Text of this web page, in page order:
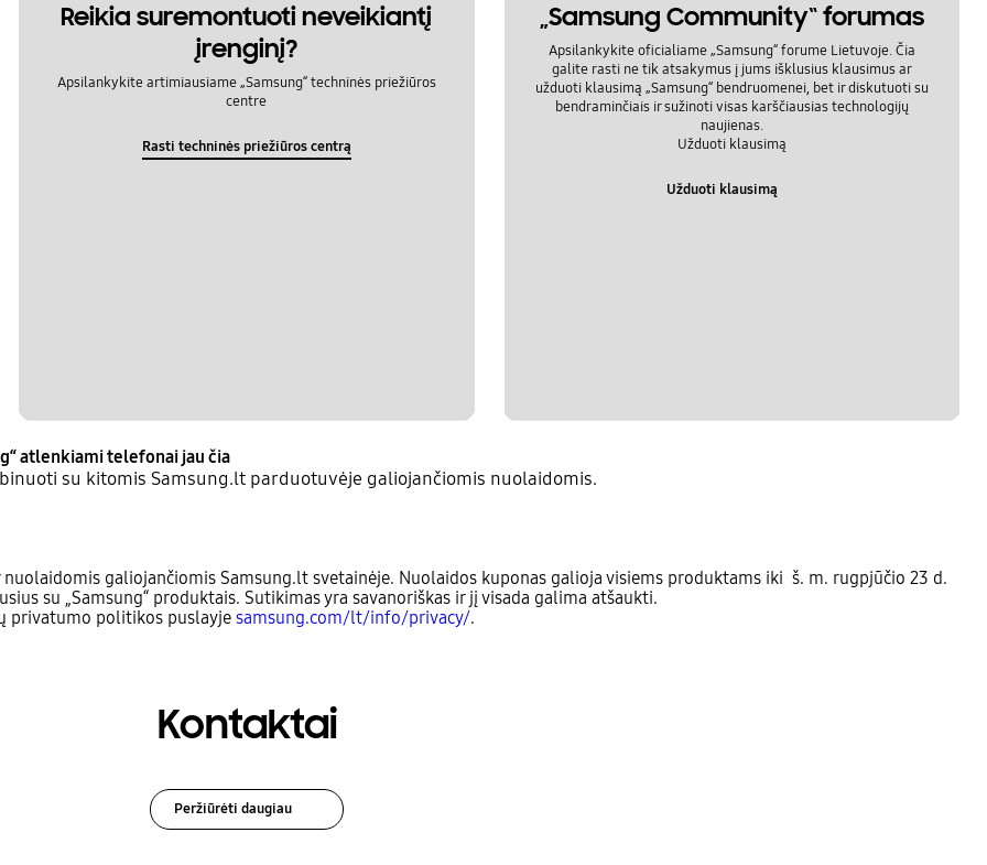
Reikia suremontuoti neveikiantį
įrenginį?
Apsilankykite artimiausiame „Samsung“ techninės priežiūros
centre
Rasti techninės priežiūros centrą
„Samsung Community“ forumas
Apsilankykite oficialiame „Samsung“ forume Lietuvoje. Čia
galite rasti ne tik atsakymus į jums išklusius klausimus ar
užduoti klausimą „Samsung“ bendruomenei, bet ir diskutuoti su
bendraminčiais ir sužinoti visas karščiausias technologijų
naujienas.
Užduoti klausimą
Užduoti klausimą
atlenkiami telefonai jau čia
su kitomis Samsung.lt parduotuvėje galiojančiomis nuolaidomis.
galiojančiomis Samsung.lt svetainėje. Nuolaidos kuponas galioja visiems produktams iki š. m. rugpjūčio 23 d.
su „Samsung“ produktais. Sutikimas yra savanoriškas ir jį visada galima atšaukti.
privatumo politikos puslayje samsung.com/lt/info/privacy/.
Kontaktai
Peržiūrėti daugiau